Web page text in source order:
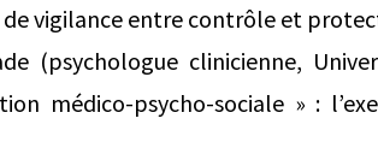
vigilance entre contrôle et
(psychologue clinicienne,
médico-psycho-sociale » :